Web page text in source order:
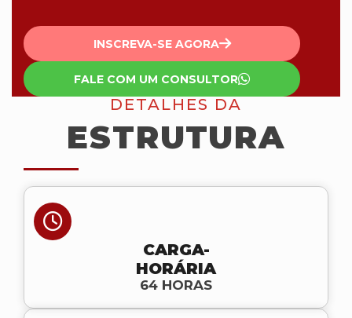
INSCREVA-SE AGORA
FALE COM UM CONSULTOR
DETALHES DA
ESTRUTURA
CARGA-
HORÁRIA
64 HORAS